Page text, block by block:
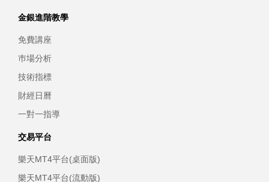
金銀進階教學
免費講座
巿場分析
技術指標
財經日曆
一對一指導
交易平台
樂天MT4平台(桌面版)
樂天MT4平台(流動版)